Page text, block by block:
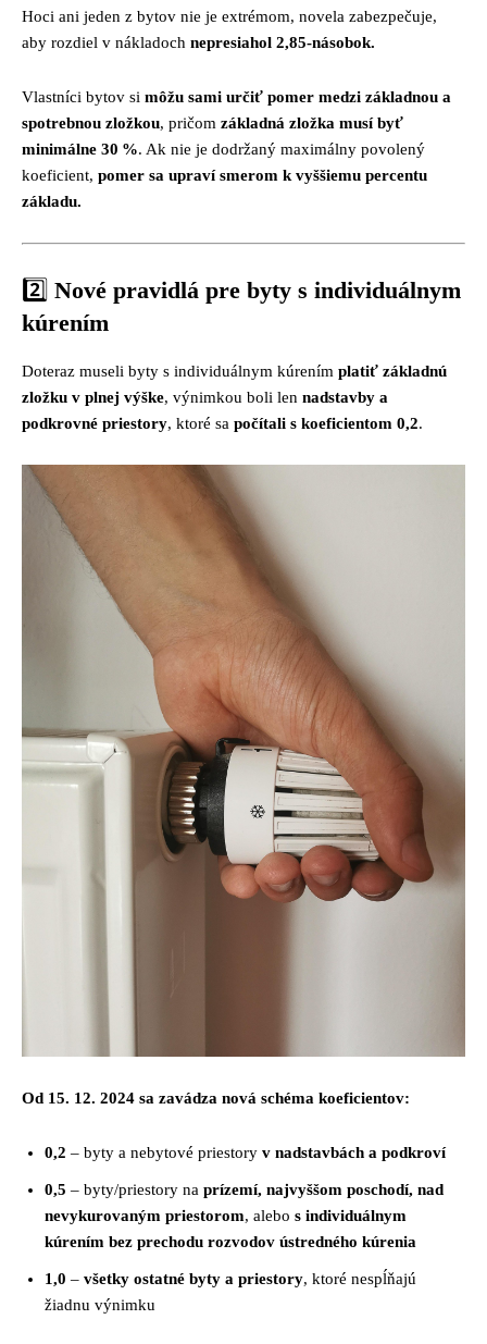
Hoci ani jeden z bytov nie je extrémom, novela zabezpečuje,
aby rozdiel v nákladoch nepresiahol 2,85-násobok.
Vlastníci bytov si môžu sami určiť pomer medzi základnou a
spotrebnou zložkou, pričom základná zložka musí byť
minimálne 30 %. Ak nie je dodržaný maximálny povolený
koeficient, pomer sa upraví smerom k vyššiemu percentu
základu.
2️⃣ Nové pravidlá pre byty s individuálnym
kúrením
Doteraz museli byty s individuálnym kúrením platiť základnú
zložku v plnej výške, výnimkou boli len nadstavby a
podkrovné priestory, ktoré sa počítali s koeficientom 0,2.
Od 15. 12. 2024 sa zavádza nová schéma koeficientov:
0,2 – byty a nebytové priestory v nadstavbách a podkroví
0,5 – byty/priestory na prízemí, najvyššom poschodí, nad
nevykurovaným priestorom, alebo s individuálnym
kúrením bez prechodu rozvodov ústredného kúrenia
1,0 – všetky ostatné byty a priestory, ktoré nespĺňajú
žiadnu výnimku